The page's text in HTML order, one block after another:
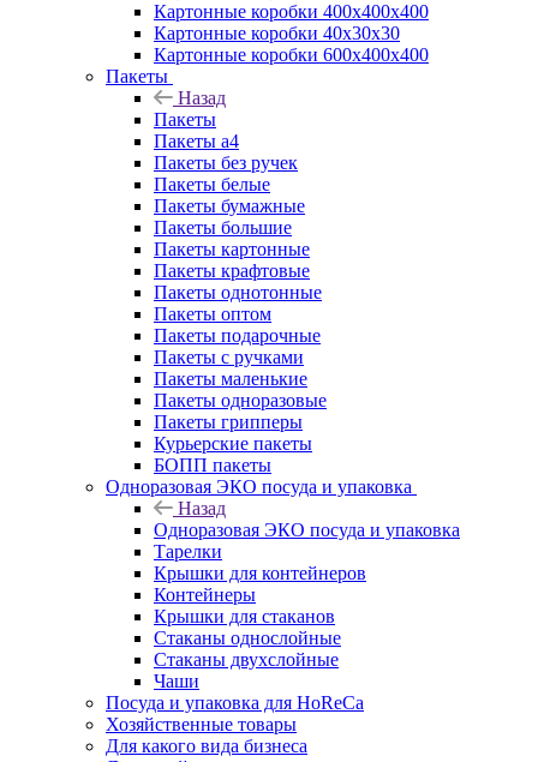
Картонные коробки 400x400x400
Картонные коробки 40x30x30
Картонные коробки 600x400x400
Пакеты
Назад
Пакеты
Пакеты а4
Пакеты без ручек
Пакеты белые
Пакеты бумажные
Пакеты большие
Пакеты картонные
Пакеты крафтовые
Пакеты однотонные
Пакеты оптом
Пакеты подарочные
Пакеты с ручками
Пакеты маленькие
Пакеты одноразовые
Пакеты грипперы
Курьерские пакеты
БОПП пакеты
Одноразовая ЭКО посуда и упаковка
Назад
Одноразовая ЭКО посуда и упаковка
Тарелки
Крышки для контейнеров
Контейнеры
Крышки для стаканов
Стаканы однослойные
Стаканы двухслойные
Чаши
Посуда и упаковка для HoReCa
Хозяйственные товары
Для какого вида бизнеса